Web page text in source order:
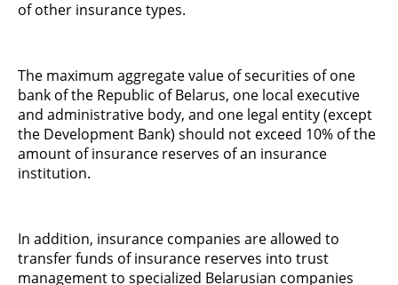
of other insurance types.
The maximum aggregate value of securities of one
bank of the Republic of Belarus, one local executive
and administrative body, and one legal entity (except
the Development Bank) should not exceed 10% of the
amount of insurance reserves of an insurance
institution.
In addition, insurance companies are allowed to
transfer funds of insurance reserves into trust
management to specialized Belarusian companies